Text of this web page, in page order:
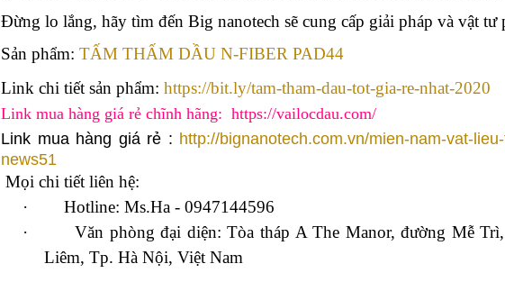
Đừng lo lắng, hãy tìm đến Big nanotech sẽ cung cấp giải pháp và vật
Sản phẩm: TẤM THẤM DẦU N-FIBER PAD44
Link chi tiết sản phẩm: https://bit.ly/tam-tham-dau-tot-gia-re-nhat-2020
Link mua hàng giá rẻ chĩnh hãng: https://vailocdau.com/
Link mua hàng giá rẻ : http://bignanotech.com.vn/mien-nam-vat-
news51
Mọi chi tiết liên hệ:
· Hotline: Ms.Ha - 0947144596
·Văn phòng đại diện: Tòa tháp A The Manor, đường Mễ
Liêm, Tp. Hà Nội, Việt Nam